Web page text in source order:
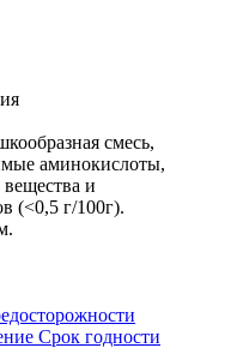
смесь,
аминокислоты,
и
(<0,5 г/100г).
Срок годности